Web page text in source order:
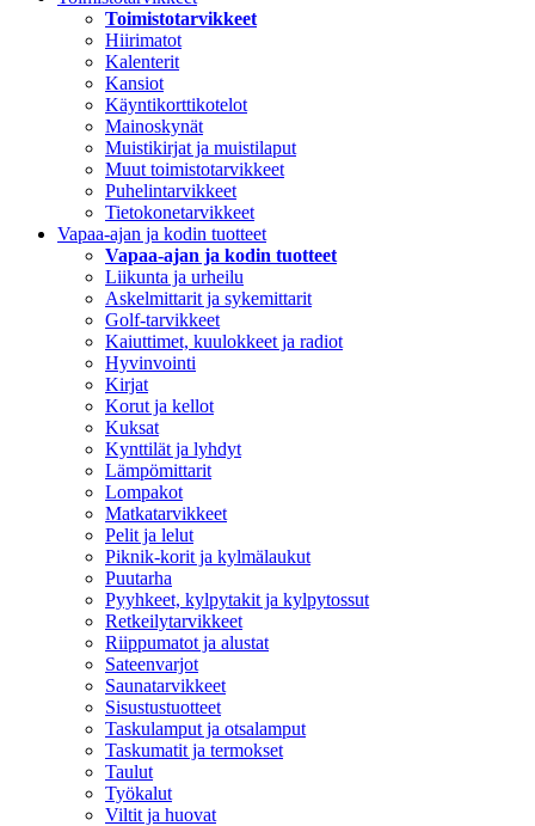
Toimistotarvikkeet
Hiirimatot
Kalenterit
Kansiot
Käyntikorttikotelot
Mainoskynät
Muistikirjat ja muistilaput
Muut toimistotarvikkeet
Puhelintarvikkeet
Tietokonetarvikkeet
Vapaa-ajan ja kodin tuotteet
Vapaa-ajan ja kodin tuotteet
Liikunta ja urheilu
Askelmittarit ja sykemittarit
Golf-tarvikkeet
Kaiuttimet, kuulokkeet ja radiot
Hyvinvointi
Kirjat
Korut ja kellot
Kuksat
Kynttilät ja lyhdyt
Lämpömittarit
Lompakot
Matkatarvikkeet
Pelit ja lelut
Piknik-korit ja kylmälaukut
Puutarha
Pyyhkeet, kylpytakit ja kylpytossut
Retkeilytarvikkeet
Riippumatot ja alustat
Sateenvarjot
Saunatarvikkeet
Sisustustuotteet
Taskulamput ja otsalamput
Taskumatit ja termokset
Taulut
Työkalut
Viltit ja huovat